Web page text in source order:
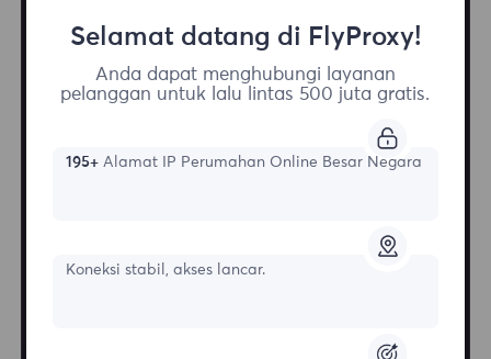
Selamat datang di FlyProxy!
Anda dapat menghubungi layanan
pelanggan untuk lalu lintas 500 juta gratis.
195+Alamat IP Perumahan Online Besar Negara
Koneksi stabil, akses lancar.